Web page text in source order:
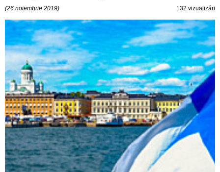
(26 noiembrie 2019) 132 vizualizări